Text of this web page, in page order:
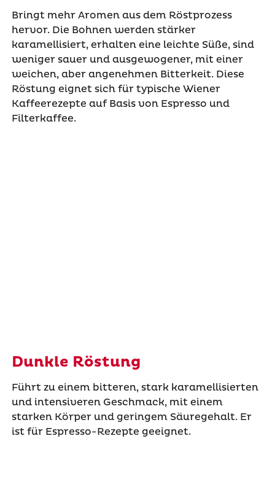
Bringt mehr Aromen aus dem Röstprozess
hervor. Die Bohnen werden stärker
karamellisiert, erhalten eine leichte Süße, sind
weniger sauer und ausgewogener, mit einer
weichen, aber angenehmen Bitterkeit. Diese
Röstung eignet sich für typische Wiener
Kaffeerezepte auf Basis von Espresso und
Filterkaffee.
Dunkle Röstung
Führt zu einem bitteren, stark karamellisierten
und intensiveren Geschmack, mit einem
starken Körper und geringem Säuregehalt. Er
ist für Espresso-Rezepte geeignet.